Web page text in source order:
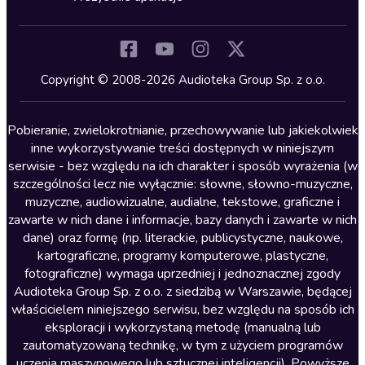
Kryminały
Lektury szkolne
Literatura anglojęzyczna
Literatura faktu
Literatura obyczajowa
Literatura piękna obca
Literatura piękna polska
Nagrania relaksacyjne
Nauka języków
Nauki humanistyczne
Podcasty i audycje
Copyright © 2008-2026 Audioteka Group Sp. z o.o.
Pobieranie, zwielokrotnianie, przechowywanie lub jakiekolwiek
inne wykorzystywanie treści dostępnych w niniejszym
serwisie - bez względu na ich charakter i sposób wyrażenia (w
szczególności lecz nie wyłącznie: słowne, słowno-muzyczne,
muzyczne, audiowizualne, audialne, tekstowe, graficzne i
zawarte w nich dane i informacje, bazy danych i zawarte w nich
dane) oraz formę (np. literackie, publicystyczne, naukowe,
kartograficzne, programy komputerowe, plastyczne,
fotograficzne) wymaga uprzedniej i jednoznacznej zgody
Audioteka Group Sp. z o.o. z siedzibą w Warszawie, będącej
właścicielem niniejszego serwisu, bez względu na sposób ich
eksploracji i wykorzystaną metodę (manualną lub
zautomatyzowaną technikę, w tym z użyciem programów